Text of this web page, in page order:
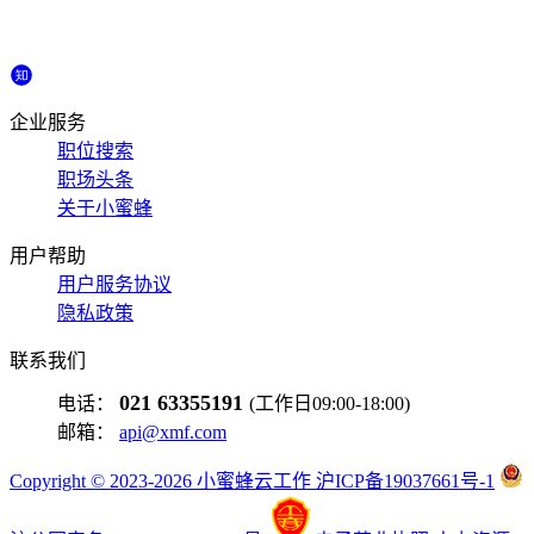
企业服务
职位搜索
职场头条
关于小蜜蜂
用户帮助
用户服务协议
隐私政策
联系我们
电话： 021 63355191 (工作日09:00-18:00)
邮箱： api@xmf.com
Copyright © 2023-2026 小蜜蜂云工作 沪ICP备19037661号-1